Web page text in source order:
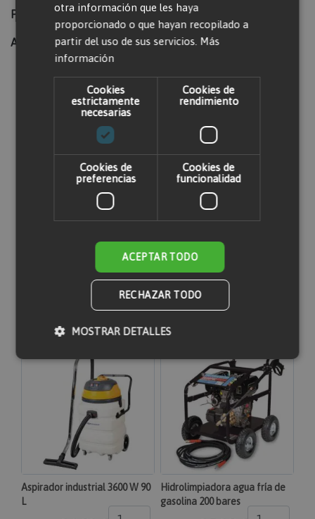
Peso (kg):256
Ancho de la máquina (mm):1150
Valorar producto
Solo usuarios registrados pueden escribir
comentarios. Por favor,
iniciar sesión ocrear
una cuenta
Productos relacionados
Aspirador industrial 3600 W 90
L
Hidrolimpiadora agua fría de
gasolina 200 bares
otra información que les haya
proporcionado o que hayan recopilado a
partir del uso de sus servicios. Más
información
Cookies
estrictamente
necesarias
Cookies de
rendimiento
Cookies de
preferencias
Cookies de
funcionalidad
ACEPTAR TODO
RECHAZAR TODO
MOSTRAR DETALLES
Cookies estrictamente necesarias
Cookies de rendimiento
Cookies de preferencias
Cookies de funcionalidad
funcionalidad principal del sitio web, como el inicio
de sesión de usuario y la gestión de cuentas. El sitio
web no se puede utilizar correctamente sin las